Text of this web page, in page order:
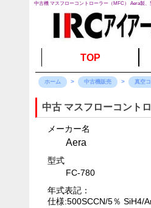
中古機 マスフローコントローラー（MFC） Aera製
TOP
ホーム 中古機販売 真空
中古 マスフローコント
メーカー名
Aera
型式
FC-780
年式表記：
仕様:500SCCN/5％ SiH4/